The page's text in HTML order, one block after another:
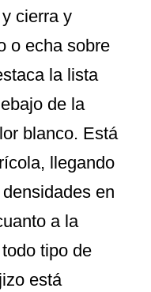
cierra y
o echa sobre
la lista
de la
blanco. Está
llegando
en
a la
tipo de
está